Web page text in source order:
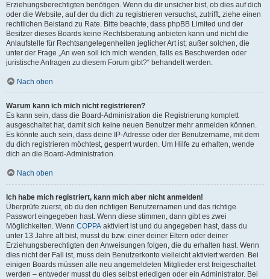
Erziehungsberechtigten benötigen. Wenn du dir unsicher bist, ob dies auf dich
oder die Website, auf der du dich zu registrieren versuchst, zutrifft, ziehe einen
rechtlichen Beistand zu Rate. Bitte beachte, dass phpBB Limited und der
Besitzer dieses Boards keine Rechtsberatung anbieten kann und nicht die
Anlaufstelle für Rechtsangelegenheiten jeglicher Art ist; außer solchen, die
unter der Frage „An wen soll ich mich wenden, falls es Beschwerden oder
juristische Anfragen zu diesem Forum gibt?“ behandelt werden.
Nach oben
Warum kann ich mich nicht registrieren?
Es kann sein, dass die Board-Administration die Registrierung komplett
ausgeschaltet hat, damit sich keine neuen Benutzer mehr anmelden können.
Es könnte auch sein, dass deine IP-Adresse oder der Benutzername, mit dem
du dich registrieren möchtest, gesperrt wurden. Um Hilfe zu erhalten, wende
dich an die Board-Administration.
Nach oben
Ich habe mich registriert, kann mich aber nicht anmelden!
Überprüfe zuerst, ob du den richtigen Benutzernamen und das richtige
Passwort eingegeben hast. Wenn diese stimmen, dann gibt es zwei
Möglichkeiten. Wenn COPPA aktiviert ist und du angegeben hast, dass du
unter 13 Jahre alt bist, musst du bzw. einer deiner Eltern oder deiner
Erziehungsberechtigten den Anweisungen folgen, die du erhalten hast. Wenn
dies nicht der Fall ist, muss dein Benutzerkonto vielleicht aktiviert werden. Bei
einigen Boards müssen alle neu angemeldeten Mitglieder erst freigeschaltet
werden – entweder musst du dies selbst erledigen oder ein Administrator. Bei